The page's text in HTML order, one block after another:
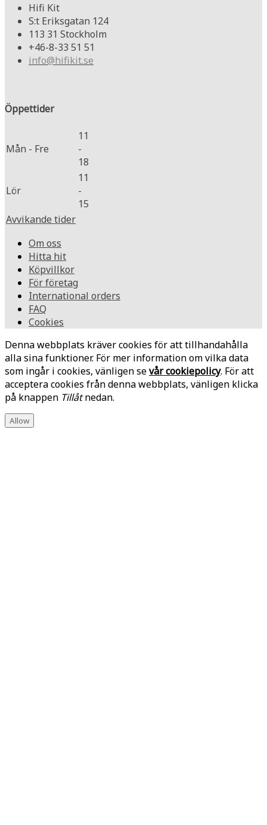
Hifi Kit
S:t Eriksgatan 124
113 31 Stockholm
+46-8-33 51 51
info@hifikit.se
Öppettider
Mån - Fre
11
-
18
Lör
11
-
15
Avvikande tider
Om oss
Hitta hit
Köpvillkor
För företag
International orders
FAQ
Cookies
Denna webbplats kräver cookies för att tillhandahålla
alla sina funktioner. För mer information om vilka data
som ingår i cookies, vänligen sevår cookiepolicy. För att
acceptera cookies från denna webbplats, vänligen klicka
på knappen Tillåtnedan.
Allow